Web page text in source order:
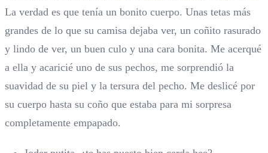
La verdad es que tenía un bonito cuerpo. Unas tetas más
grandes de lo que su camisa dejaba ver, un coñito rasurado
y lindo de ver, un buen culo y una cara bonita. Me acerqué
a ella y acaricié uno de sus pechos, me sorprendió la
suavidad de su piel y la tersura del pecho. Me deslicé por
su cuerpo hasta su coño que estaba para mi sorpresa
completamente empapado.